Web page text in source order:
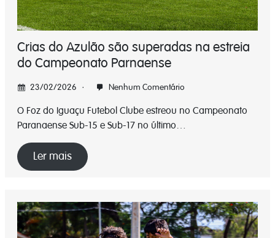
Crias do Azulão são superadas na estreia
do Campeonato Parnaense
23/02/2026 Nenhum Comentário
O Foz do Iguaçu Futebol Clube estreou no Campeonato
Paranaense Sub-15 e Sub-17 no último…
Ler mais